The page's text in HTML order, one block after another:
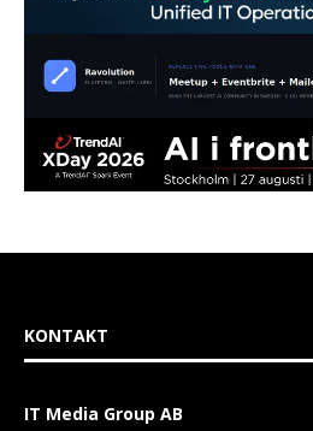
KONTAKT
IT Media Group AB